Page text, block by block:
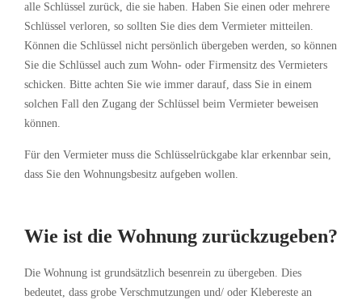
alle Schlüssel zurück, die sie haben. Haben Sie einen oder mehrere
Schlüssel verloren, so sollten Sie dies dem Vermieter mitteilen.
Können die Schlüssel nicht persönlich übergeben werden, so können
Sie die Schlüssel auch zum Wohn- oder Firmensitz des Vermieters
schicken. Bitte achten Sie wie immer darauf, dass Sie in einem
solchen Fall den Zugang der Schlüssel beim Vermieter beweisen
können.
Für den Vermieter muss die Schlüsselrückgabe klar erkennbar sein,
dass Sie den Wohnungsbesitz aufgeben wollen.
Wie ist die Wohnung zurückzugeben?
Die Wohnung ist grundsätzlich besenrein zu übergeben. Dies
bedeutet, dass grobe Verschmutzungen und/ oder Klebereste an